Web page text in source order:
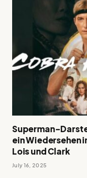
Superman-
ein Wiedersehen
Lois und Clark
July 16, 2025